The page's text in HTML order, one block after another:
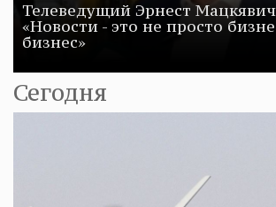
Телеведущий Эрнест
«Новости - это не просто
бизнес»
Сегодня